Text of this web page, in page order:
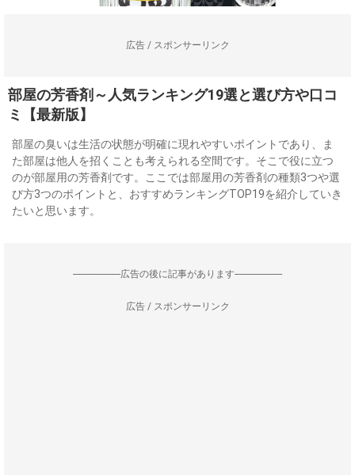
広告 / スポンサーリンク
部屋の芳香剤～人気ランキング19選と選び方や口コ
ミ【最新版】
部屋の臭いは生活の状態が明確に現れやすいポイントであり、ま
た部屋は他人を招くことも考えられる空間です。そこで役に立つ
のが部屋用の芳香剤です。ここでは部屋用の芳香剤の種類3つや選
び方3つのポイントと、おすすめランキングTOP19を紹介していき
たいと思います。
--------------------広告の後に記事があります--------------------
広告 / スポンサーリンク